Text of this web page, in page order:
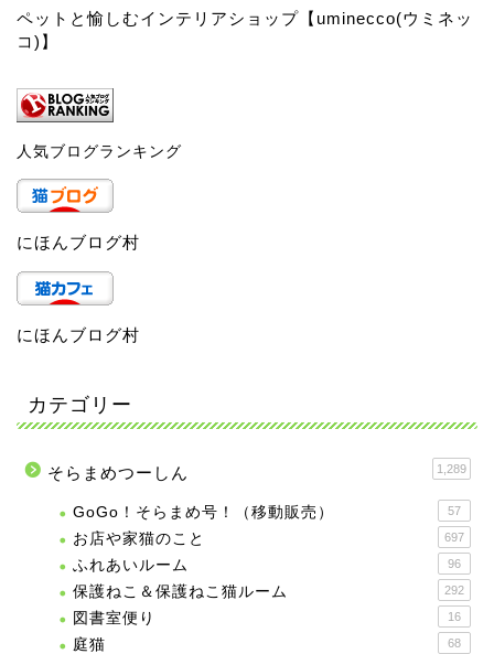
ペットと愉しむインテリアショップ【uminecco(ウミネッ
コ)】
人気ブログランキング
にほんブログ村
にほんブログ村
カテゴリー
そらまめつーしん 1,289
GoGo！そらまめ号！（移動販売） 57
お店や家猫のこと 697
ふれあいルーム 96
保護ねこ＆保護ねこ猫ルーム 292
図書室便り 16
庭猫 68